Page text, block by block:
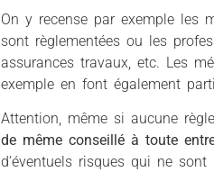
On y recense par exemple les
sont règlementées ou les
assurances travaux, etc. Les
exemple en font également
Attention, même si aucune
de même conseillé à toute
d’éventuels risques qui ne